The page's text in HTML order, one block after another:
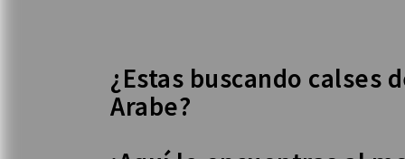
¿Estas buscando calses
Arabe?